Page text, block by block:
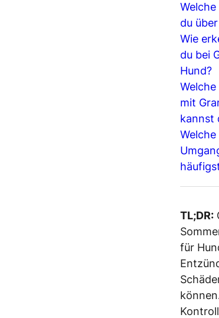
du
Wie
du bei
Hund?
mit
kannst
TL;DR:
für